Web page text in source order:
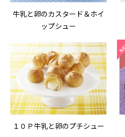
牛乳と卵のカスタード＆ホイ
ップシュー
１０Ｐ牛乳と卵のプチシュー